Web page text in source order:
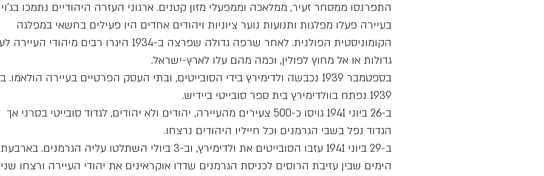
התפרנסו ממסחר זעיר, ממלאכה וממפעלי מזון קטנים. ארגוני העזרה היהודיים נתמכו
בעיירה פעלו מפלגות ותנועות נוער ציוניות ויהודים אחדים היו פעילים בחשאי במפלגה
הקומוניסטית הפולנית. לאחר שרפה גדולה שפרצה ב-1934 היגרו רבים מיהודי
גדולות או אל מחוץ לפולין, וכמה מהם עלו לארץ-ישראל.
בספטמבר 1939 נכבשה ולדימירץ בידי הסובייטים, ובתי העסק הפרטיים בעיירה הולאמו.
1939 נפתח בוולדימירץ בית ספר סובייטי ביידיש.
ב-26 ביוני 1941 גויסו כ-500 צעירים מהעיירה, יהודים ולא יהודים, לגדוד סובייטי בסרני אך
הגדוד נפל בשבי הגרמנים וכל חייליו היהודים נרצחו.
ב-29 ביוני 1941 עזבו הסובייטים את ולדימירץ, וב-3 ביולי השתלטו עליה הגרמנים. בארבעת
הימים שבין עזיבת הרוסים לכניסת הגרמנים שדדו אוקראינים את יהודי העיירה ורצחו